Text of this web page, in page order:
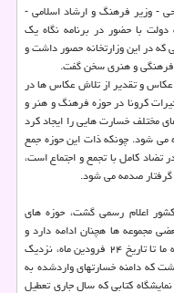
- وزیر فرهنگ و ارشاد اسلامی -
هفته دولت با حضور در برنامه نگاه یک
که در این وزارتخانه حصور داشت و
فرهنگی و هنری سخن گفت.
و تقدیر از تلاش عکاس ها در
کرونا در حوزه فرهنگ و هنر و
مختلف خسارت هایی را ایجاد کرد
شود. چونکه ذات این حوزه جمع
تضاد کامل با تجمع و اجتماع است،
گرفتار صدمه می شود.
اعلام رسمی گشت، حوزه های
مجموعه ها هچنان ادامه دارد و
برخی دیگر شبه تعطیل هستند. برآورد واقع گرایانه ما تا تاریخ ۲۴ فرودین ماه، نزدیک
که دامنه خسارتهای واردشده به
کتابی که سال جاری تعطیل